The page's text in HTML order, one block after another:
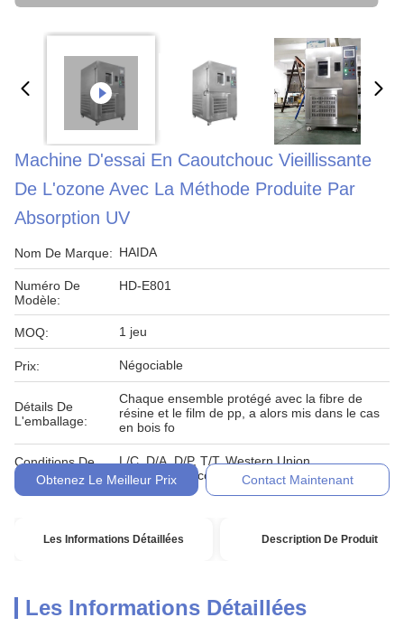
Machine D'essai En Caoutchouc Vieillissante
De L'ozone Avec La Méthode Produite Par
Absorption UV
Nom De Marque: HAIDA
Numéro De
Modèle:
HD-E801
MOQ: 1 jeu
Prix: Négociable
Détails De
L'emballage:
Chaque ensemble protégé avec la fibre de
résine et le film de pp, a alors mis dans le cas
en bois fo
Conditions De
Paiement:
L/C, D/A, D/P, T/T, Western Union,
MoneyGram, comptant, engagement
Obtenez Le Meilleur Prix Contact Maintenant
Les Informations Détaillées Description De Produit
Les Informations Détaillées